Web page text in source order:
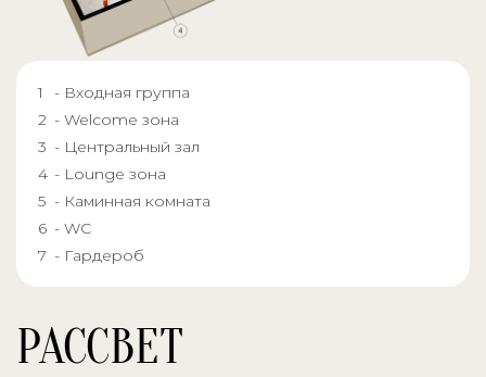
- Входная группа
- Welcome зона
- Центральный зал
- Lounge зона
- Каминная комната
- WC
- Гардероб
РАССВЕТ